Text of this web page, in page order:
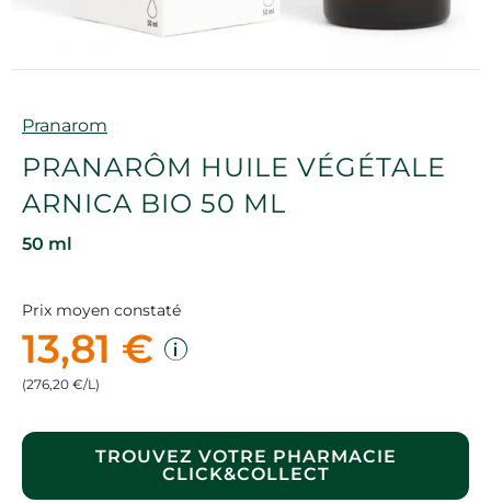
Marque
Pranarom
PRANARÔM HUILE VÉGÉTALE
ARNICA BIO 50 ML
50 ml
Prix moyen constaté
13,81 €
(276,20 €/L)
TROUVEZ VOTRE PHARMACIE
CLICK&COLLECT